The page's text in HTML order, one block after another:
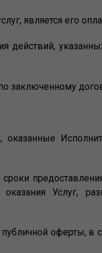
является его
заключенному
оказанные
Услуг,
оферты, в